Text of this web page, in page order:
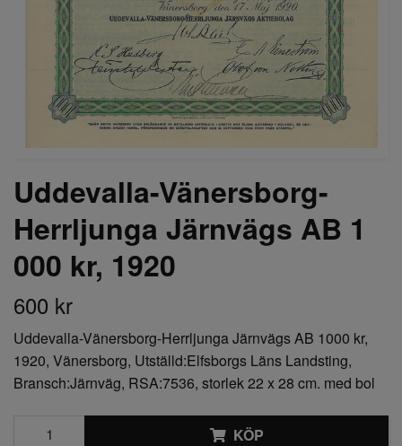
Uddevalla-Vänersborg-
Herrljunga Järnvägs AB 1
000 kr, 1920
600 kr
Uddevalla-Vänersborg-Herrljunga Järnvägs AB 1000 kr,
1920, Vänersborg, Utställd:Elfsborgs Läns Landsting,
Bransch:Järnväg, RSA:7536, storlek 22 x 28 cm. med bol
KÖP